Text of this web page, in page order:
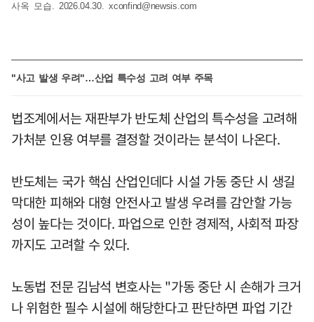
사옥 모습. 2026.04.30.xconfind@newsis.com
"사고 발생 우려"…산업 특수성 고려 여부 주목
법조계에서는 재판부가 반도체 산업의 특수성을 고려해
가처분 인용 여부를 결정할 것이라는 분석이 나온다.
반도체는 국가 핵심 산업인데다 시설 가동 중단 시 생길
막대한 피해와 대형 안전사고 발생 우려를 감안할 가능
성이 높다는 것이다. 파업으로 인한 경제적, 사회적 파장
까지도 고려할 수 있다.
노동법 전문 김남석 변호사는 "가동 중단 시 손해가 크거
나 위험한 필수 시설에 해당한다고 판단하면 파업 기간